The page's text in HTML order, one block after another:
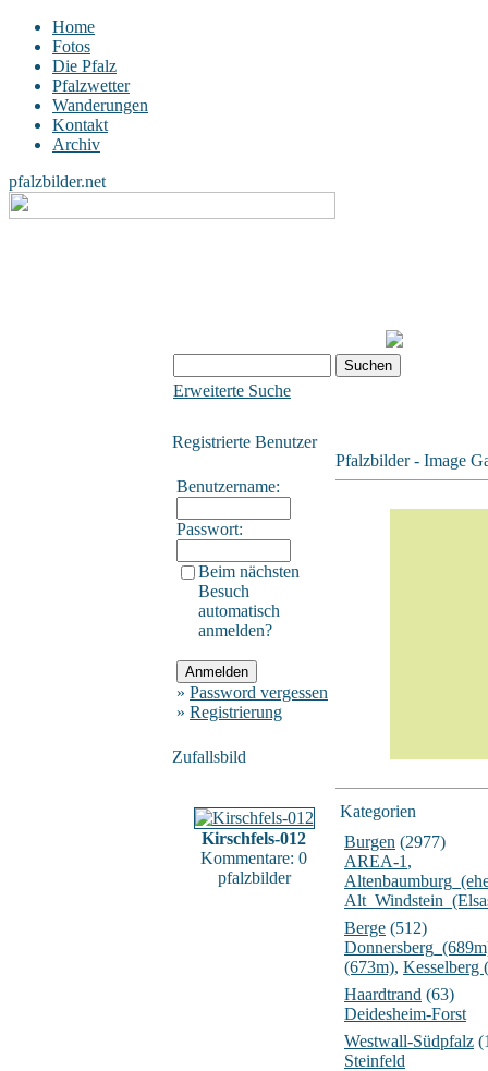
Home
Fotos
Die Pfalz
Pfalzwetter
Wanderungen
Kontakt
Archiv
pfalzbilder.net
Erweiterte Suche
Registrierte Benutzer
Benutzername:
Passwort:
Beim nächsten
Besuch
automatisch
anmelden?
» Password vergessen
» Registrierung
Zufallsbild
Kirschfels-012
Kommentare: 0
pfalzbilder
Pfalzbilder - Image
Kategorien
Burgen (2977)
AREA-1 ,
Berge (512)
(673m), Kesselberg
Haardtrand (63)
Deidesheim-Forst
Westwall-Südpfalz
Steinfeld